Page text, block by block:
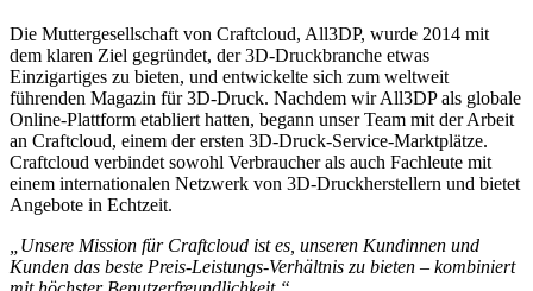
Die Muttergesellschaft von Craftcloud, All3DP, wurde 2014 mit
dem klaren Ziel gegründet, der 3D-Druckbranche etwas
Einzigartiges zu bieten, und entwickelte sich zum weltweit
führenden Magazin für 3D-Druck. Nachdem wir All3DP als globale
Online-Plattform etabliert hatten, begann unser Team mit der Arbeit
an Craftcloud, einem der ersten 3D-Druck-Service-Marktplätze.
Craftcloud verbindet sowohl Verbraucher als auch Fachleute mit
einem internationalen Netzwerk von 3D-Druckherstellern und bietet
Angebote in Echtzeit.
„Unsere Mission für Craftcloud ist es, unseren Kundinnen und
Kunden das beste Preis-Leistungs-Verhältnis zu bieten – kombiniert